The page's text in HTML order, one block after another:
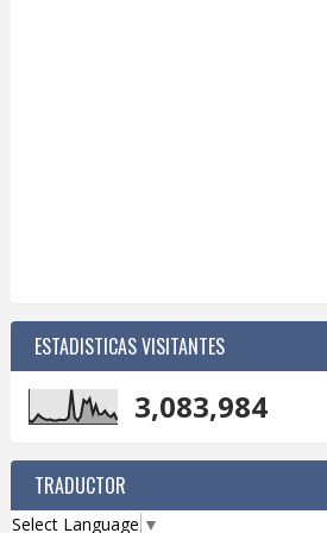
ESTADISTICAS VISITANTES
3,083,984
TRADUCTOR
Select Language ▼